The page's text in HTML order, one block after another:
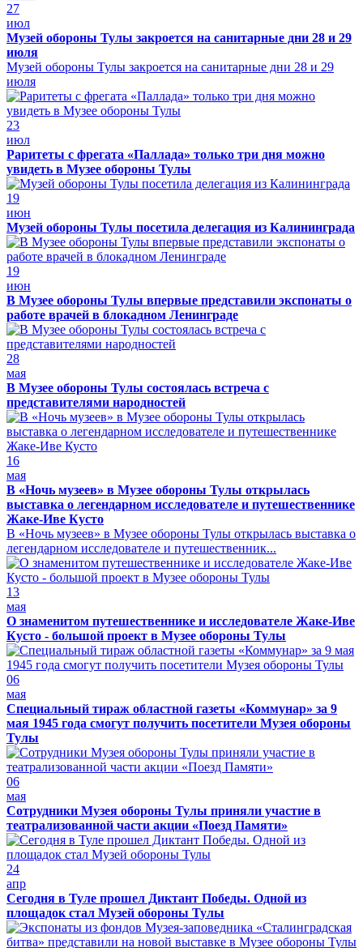
27
июл
Музей обороны Тулы закроется на санитарные дни 28 и 29
июля
Музей обороны Тулы закроется на санитарные дни 28 и 29
июля
23
июл
Раритеты с фрегата «Паллада» только три дня можно
увидеть в Музее обороны Тулы
19
июн
Музей обороны Тулы посетила делегация из Калининграда
19
июн
В Музее обороны Тулы впервые представили экспонаты о
работе врачей в блокадном Ленинграде
28
мая
В Музее обороны Тулы состоялась встреча с
представителями народностей
16
мая
В «Ночь музеев» в Музее обороны Тулы открылась
выставка о легендарном исследователе и путешественнике
Жаке-Иве Кусто
В «Ночь музеев» в Музее обороны Тулы открылась выставка о
легендарном исследователе и путешественник...
13
мая
О знаменитом путешественнике и исследователе Жаке-Иве
Кусто - большой проект в Музее обороны Тулы
06
мая
Специальный тираж областной газеты «Коммунар» за 9
мая 1945 года смогут получить посетители Музея обороны
Тулы
06
мая
Сотрудники Музея обороны Тулы приняли участие в
театрализованной части акции «Поезд Памяти»
24
апр
Сегодня в Туле прошел Диктант Победы. Одной из
площадок стал Музей обороны Тулы